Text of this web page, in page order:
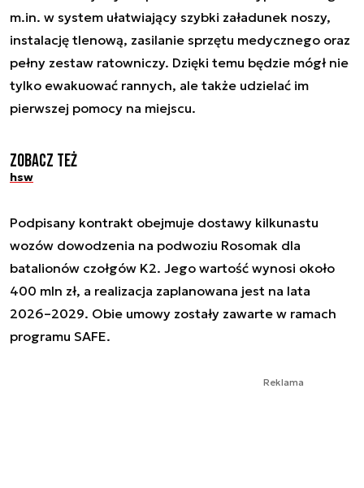
m.in. w system ułatwiający szybki załadunek noszy,
instalację tlenową, zasilanie sprzętu medycznego oraz
pełny zestaw ratowniczy. Dzięki temu będzie mógł nie
tylko ewakuować rannych, ale także udzielać im
pierwszej pomocy na miejscu.
Zobacz też
hsw
Podpisany kontrakt obejmuje dostawy kilkunastu
wozów dowodzenia na podwoziu Rosomak dla
batalionów czołgów K2. Jego wartość wynosi około
400 mln zł, a realizacja zaplanowana jest na lata
2026–2029. Obie umowy zostały zawarte w ramach
programu SAFE.
Reklama